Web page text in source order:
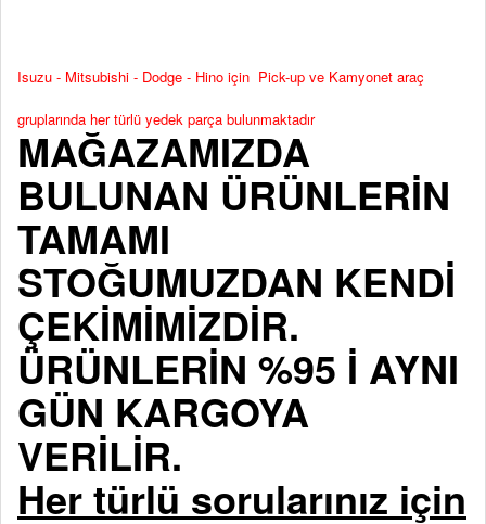
Isuzu - Mitsubishi - Dodge - Hino için Pick-up ve Kamyonet araç
gruplarında her türlü yedek parça bulunmaktadır
MAĞAZAMIZDA
BULUNAN ÜRÜNLERİN
TAMAMI
STOĞUMUZDAN KENDİ
ÇEKİMİMİZDİR.
ÜRÜNLERİN %95 İ AYNI
GÜN KARGOYA
VERİLİR.
Her türlü sorularınız için